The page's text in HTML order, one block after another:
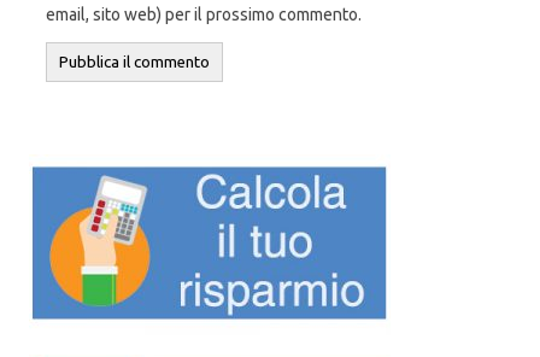
email, sito web) per il prossimo commento.